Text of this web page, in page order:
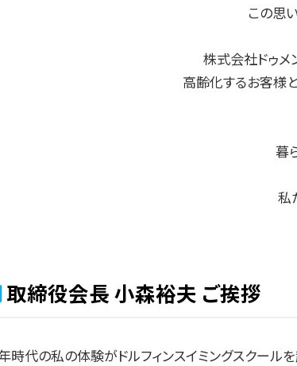
この思
株式会社ドゥメ
高齢化するお客様
暮
私
取締役会長 小森裕夫 ご挨拶
時代の私の体験がドルフィンスイミングスクール